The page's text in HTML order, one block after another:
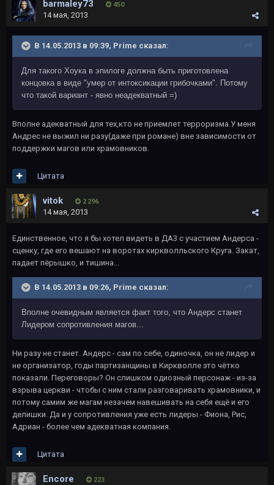
barmaley73 450
14 мая, 2013
В 14.05.2013 в 09:39, Primе сказал:
Для такого Хоука в эпилоге должна быть приготовлена
концовка в виде "умер от интоксикации грибочками". Потому
что такой вариант - явно неадекватный =)
Вполне адекватный для тех,кто не приемлет терроризма.У меня
Андрес не выжил ни разу(даже при романе) вне зависимости от
поддержки магов или храмовников.
Цитата
vitok 2 296
14 мая, 2013
Единственное, что я бы хотел видеть в ДА3 с участием Андерса -
сценку, где его вешают на воротах киркволльского Круга. Закат,
падает пёрышко, и тишина...
В 14.05.2013 в 09:26, Primе сказал:
Вполне очевидным является факт того, что Андерс станет
Лидером сопротивления магов...
Ни разу не станет. Андерс - сам по себе, одиночка, он не лидер и
не организатор, годы партизанщины в Киркволле это чётко
показали. Переговоры? Он слишком одиозный персонаж - из-за
взрыва церкви - чтобы с ним стали разговаривать храмовники, и
потому самим же магам незачем навешивать на себя ещё и его
делишки. Да и у сопротивления уже есть лидеры - Фиона, Рис,
Адриан - более чем адекватная компания.
Цитата
Encore 223